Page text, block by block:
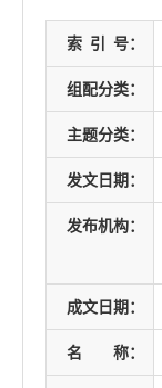
索 引 号：
组配分类：
主题分类：
发文日期：
发布机构：
成文日期：
名 称：